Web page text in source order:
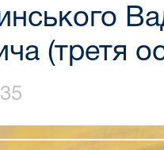
(третя